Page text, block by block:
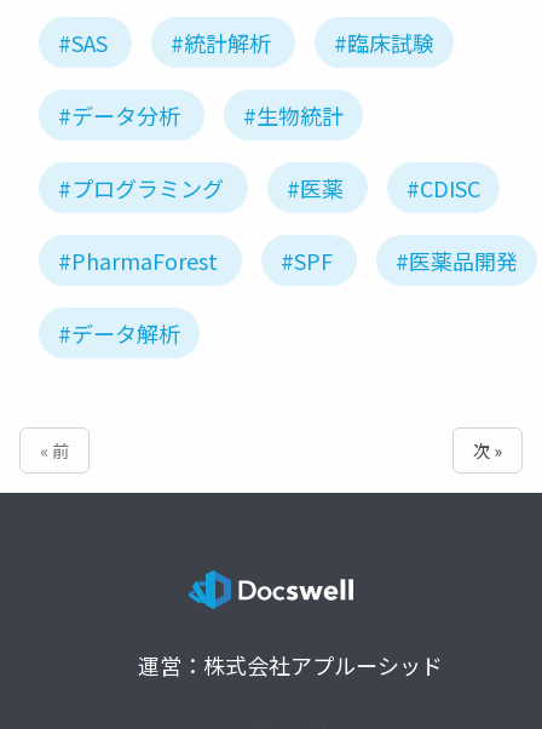
#SAS #統計解析 #臨床試験
#データ分析 #生物統計
#プログラミング #医薬 #CDISC
#PharmaForest #SPF #医薬品開発
#データ解析
« 前 次 »
運営：株式会社アプルーシッド